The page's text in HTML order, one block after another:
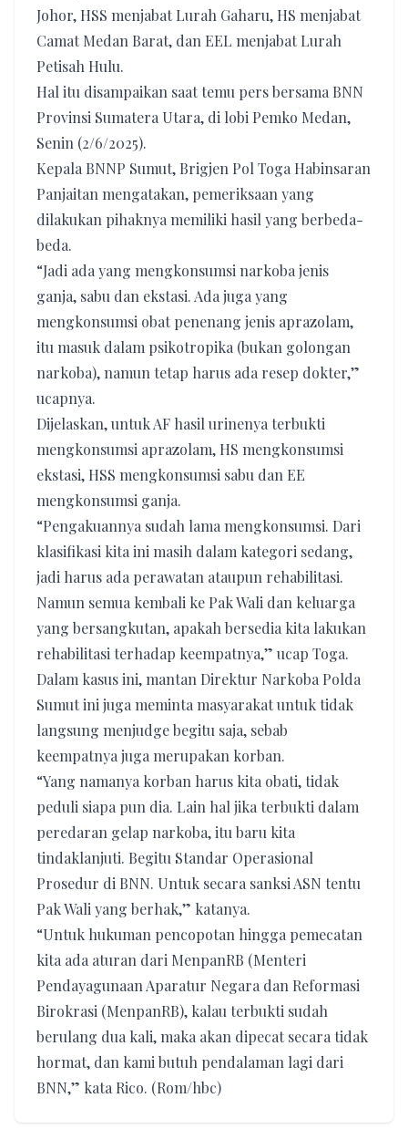
Johor, HSS menjabat Lurah Gaharu, HS menjabat
Camat Medan Barat, dan EEL menjabat Lurah
Petisah Hulu.
Hal itu disampaikan saat temu pers bersama BNN
Provinsi Sumatera Utara, di lobi Pemko Medan,
Senin (2/6/2025).
Kepala BNNP Sumut, Brigjen Pol Toga Habinsaran
Panjaitan mengatakan, pemeriksaan yang
dilakukan pihaknya memiliki hasil yang berbeda-
beda.
“Jadi ada yang mengkonsumsi narkoba jenis
ganja, sabu dan ekstasi. Ada juga yang
mengkonsumsi obat penenang jenis aprazolam,
itu masuk dalam psikotropika (bukan golongan
narkoba), namun tetap harus ada resep dokter,”
ucapnya.
Dijelaskan, untuk AF hasil urinenya terbukti
mengkonsumsi aprazolam, HS mengkonsumsi
ekstasi, HSS mengkonsumsi sabu dan EE
mengkonsumsi ganja.
“Pengakuannya sudah lama mengkonsumsi. Dari
klasifikasi kita ini masih dalam kategori sedang,
jadi harus ada perawatan ataupun rehabilitasi.
Namun semua kembali ke Pak Wali dan keluarga
yang bersangkutan, apakah bersedia kita lakukan
rehabilitasi terhadap keempatnya,” ucap Toga.
Dalam kasus ini, mantan Direktur Narkoba Polda
Sumut ini juga meminta masyarakat untuk tidak
langsung menjudge begitu saja, sebab
keempatnya juga merupakan korban.
“Yang namanya korban harus kita obati, tidak
peduli siapa pun dia. Lain hal jika terbukti dalam
peredaran gelap narkoba, itu baru kita
tindaklanjuti. Begitu Standar Operasional
Prosedur di BNN. Untuk secara sanksi ASN tentu
Pak Wali yang berhak,” katanya.
“Untuk hukuman pencopotan hingga pemecatan
kita ada aturan dari MenpanRB (Menteri
Pendayagunaan Aparatur Negara dan Reformasi
Birokrasi (MenpanRB), kalau terbukti sudah
berulang dua kali, maka akan dipecat secara tidak
hormat, dan kami butuh pendalaman lagi dari
BNN,” kata Rico. (Rom/hbc)